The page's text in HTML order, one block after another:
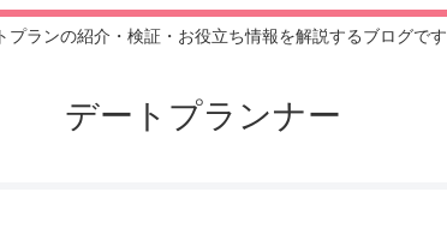
プランの紹介・検証・お役立ち情報を解説するブログです
デートプランナー